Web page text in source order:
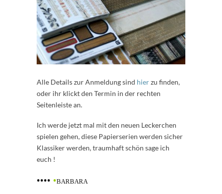
Alle Details zur Anmeldung sind hierzu finden,
oder ihr klickt den Termin in der rechten
Seitenleiste an.
Ich werde jetzt mal mit den neuen Leckerchen
spielen gehen, diese Papierserien werden sicher
Klassiker werden, traumhaft schön sage ich
euch !
•••• •BARBARA